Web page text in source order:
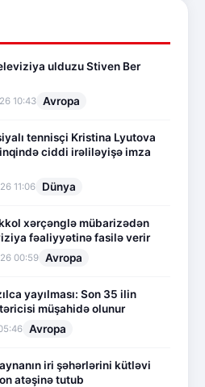
ulduzu Stiven Ber
10:43 Avropa
tennisçi Kristina Lyutova
ciddi irəliləyişə imza
11:06 Dünya
xərçənglə mübarizədən
fəaliyyətinə fasilə verir
00:59 Avropa
yayılması: Son 35 ilin
müşahidə olunur
Avropa
iri şəhərlərini kütləvi
atəşinə tutub